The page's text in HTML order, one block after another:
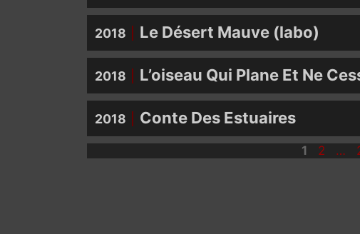
2018 Le Désert Mauve (labo)
2018 L’oiseau Qui Plane Et Ne
2018 Conte Des Estuaires
Page
1 Page
2 …